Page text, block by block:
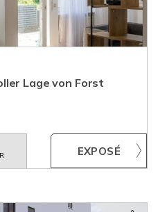
Lage von Forst